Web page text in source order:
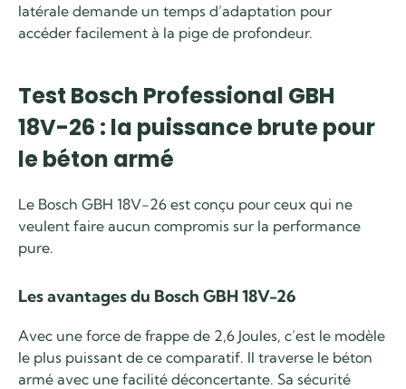
latérale demande un temps d’adaptation pour
accéder facilement à la pige de profondeur.
Test Bosch Professional GBH
18V-26 : la puissance brute pour
le béton armé
Le Bosch GBH 18V-26 est conçu pour ceux qui ne
veulent faire aucun compromis sur la performance
pure.
Les avantages du Bosch GBH 18V-26
Avec une force de frappe de 2,6 Joules, c’est le modèle
le plus puissant de ce comparatif. Il traverse le béton
armé avec une facilité déconcertante. Sa sécurité